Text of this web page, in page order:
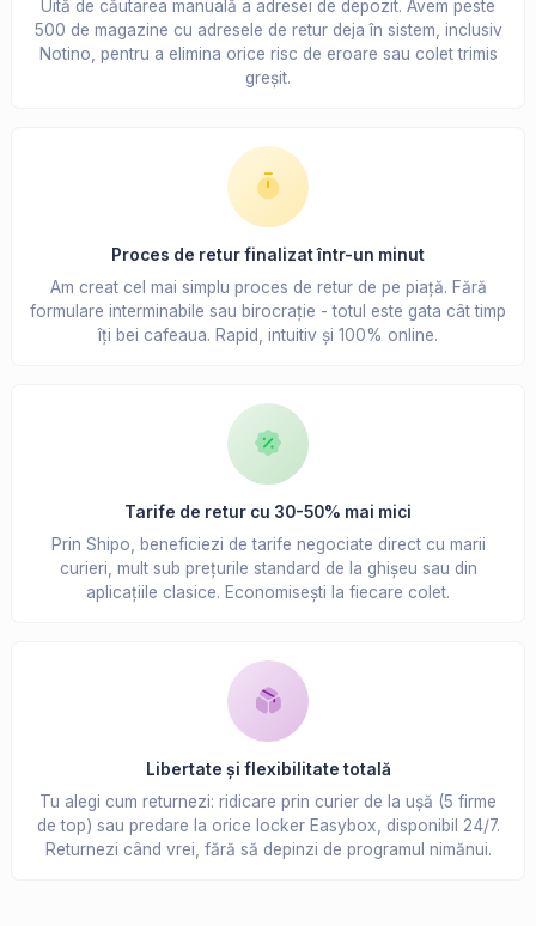
Uită de căutarea manuală a adresei de depozit. Avem peste
500 de magazine cu adresele de retur deja în sistem, inclusiv
Notino, pentru a elimina orice risc de eroare sau colet trimis
greșit.
Proces de retur finalizat într-un minut
Am creat cel mai simplu proces de retur de pe piață. Fără
formulare interminabile sau birocrație - totul este gata cât timp
îți bei cafeaua. Rapid, intuitiv și 100% online.
Tarife de retur cu 30-50% mai mici
Prin Shipo, beneficiezi de tarife negociate direct cu marii
curieri, mult sub prețurile standard de la ghișeu sau din
aplicațiile clasice. Economisești la fiecare colet.
Libertate și flexibilitate totală
Tu alegi cum returnezi: ridicare prin curier de la ușă (5 firme
de top) sau predare la orice locker Easybox, disponibil 24/7.
Returnezi când vrei, fără să depinzi de programul nimănui.